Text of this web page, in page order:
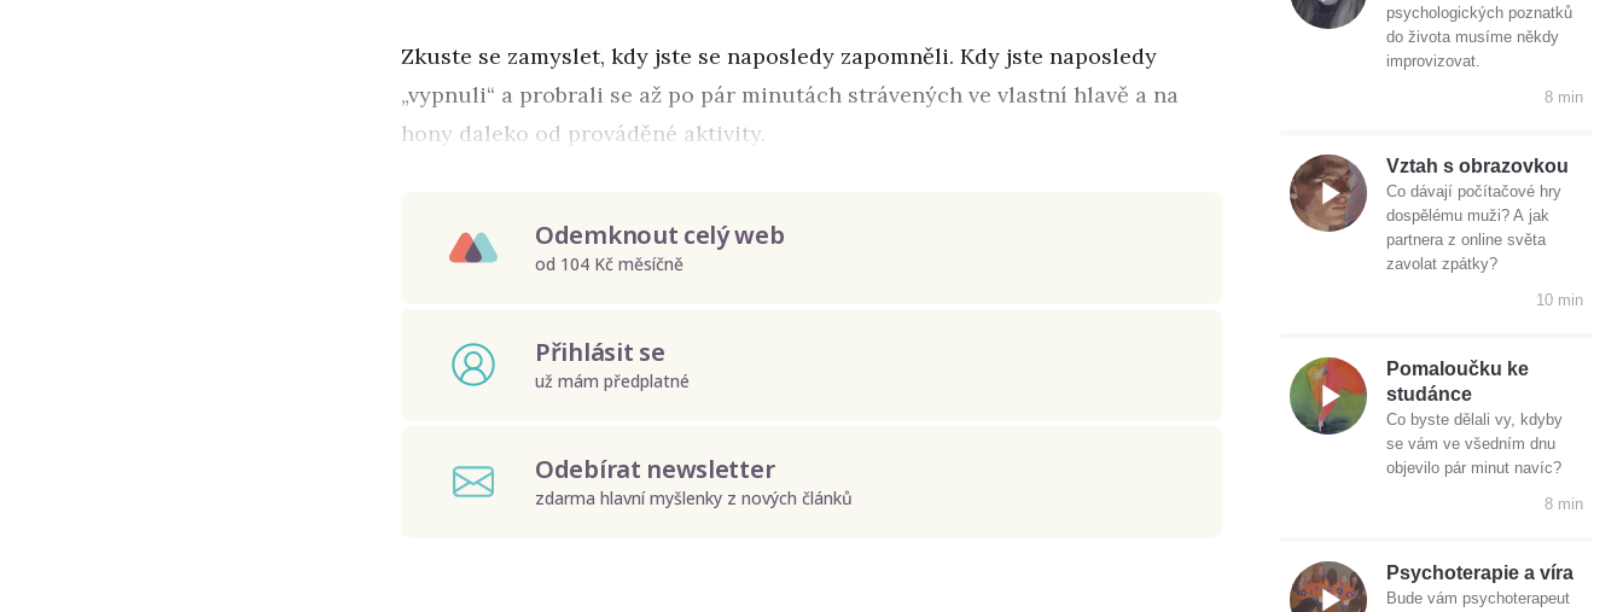
Zkuste se zamyslet, kdy jste se naposledy zapomněli. Kdy jste naposledy
„vypnuli“ a probrali se až po pár minutách strávených ve vlastní hlavě a na
hony daleko od prováděné aktivity.
Odemknout celý web
od 104 Kč měsíčně
Přihlásit se
už mám předplatné
Odebírat newsletter
zdarma hlavní myšlenky z nových článků
psychologických poznatků
do života musíme někdy
improvizovat.
8 min
Vztah s obrazovkou
Co dávají počítačové hry
dospělému muži? A jak
partnera z online světa
zavolat zpátky?
10 min
Pomaloučku ke
studánce
Co byste dělali vy, kdyby
se vám ve všedním dnu
objevilo pár minut navíc?
8 min
Psychoterapie a víra
Bude vám psychoterapeut